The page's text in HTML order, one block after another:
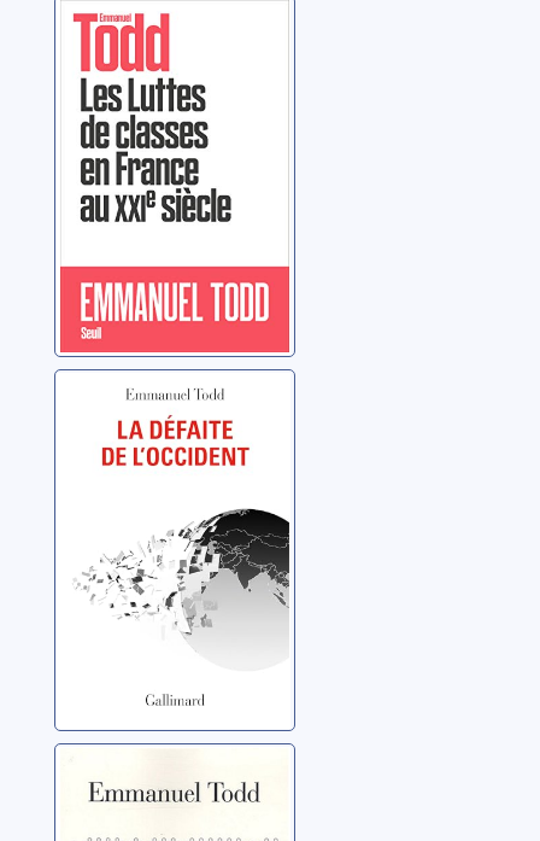
Les luttes de
classes en
France au XXIe
siècle
Todd, Emmanuel
La défaite de
l'Occident
Todd, Emmanuel
démocratie